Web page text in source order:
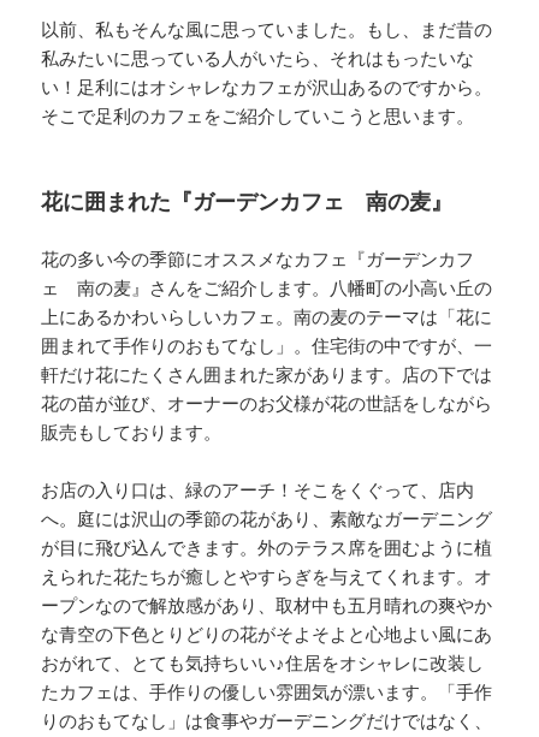
以前、私もそんな風に思っていました。もし、まだ昔の
私みたいに思っている人がいたら、それはもったいな
い！足利にはオシャレなカフェが沢山あるのですから。
そこで足利のカフェをご紹介していこうと思います。
花に囲まれた『ガーデンカフェ 南の麦』
花の多い今の季節にオススメなカフェ『ガーデンカフ
ェ 南の麦』さんをご紹介します。八幡町の小高い丘の
上にあるかわいらしいカフェ。南の麦のテーマは「花に
囲まれて手作りのおもてなし」。住宅街の中ですが、一
軒だけ花にたくさん囲まれた家があります。店の下では
花の苗が並び、オーナーのお父様が花の世話をしながら
販売もしております。
お店の入り口は、緑のアーチ！そこをくぐって、店内
へ。庭には沢山の季節の花があり、素敵なガーデニング
が目に飛び込んできます。外のテラス席を囲むように植
えられた花たちが癒しとやすらぎを与えてくれます。オ
ープンなので解放感があり、取材中も五月晴れの爽やか
な青空の下色とりどりの花がそよそよと心地よい風にあ
おがれて、とても気持ちいい♪住居をオシャレに改装し
たカフェは、手作りの優しい雰囲気が漂います。「手作
りのおもてなし」は食事やガーデニングだけではなく、